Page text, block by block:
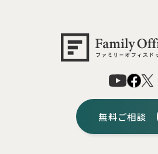
無料ご相談